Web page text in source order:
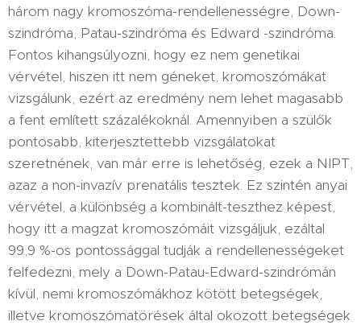
három nagy kromoszóma-rendellenességre, Down-
szindróma, Patau-szindróma és Edward -szindróma.
Fontos kihangsúlyozni, hogy ez nem genetikai
vérvétel, hiszen itt nem géneket, kromoszómákat
vizsgálunk, ezért az eredmény nem lehet magasabb
a fent említett százalékoknál. Amennyiben a szülők
pontosabb, kiterjesztettebb vizsgálatokat
szeretnének, van már erre is lehetőség, ezek a NIPT,
azaz a non-invazív prenatális tesztek. Ez szintén anyai
vérvétel, a különbség a kombinált-teszthez képest,
hogy itt a magzat kromoszómáit vizsgáljuk, ezáltal
99,9 %-os pontossággal tudják a rendellenességeket
felfedezni, mely a Down-Patau-Edward-szindrómán
kívül, nemi kromoszómákhoz kötött betegségek,
illetve kromoszómatörések által okozott betegségek